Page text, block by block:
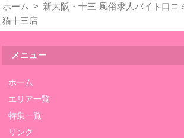
ホーム 新大阪・十三-風俗求人バイト口コ
猫十三店
メニュー
ホーム
エリア一覧
特集一覧
リンク